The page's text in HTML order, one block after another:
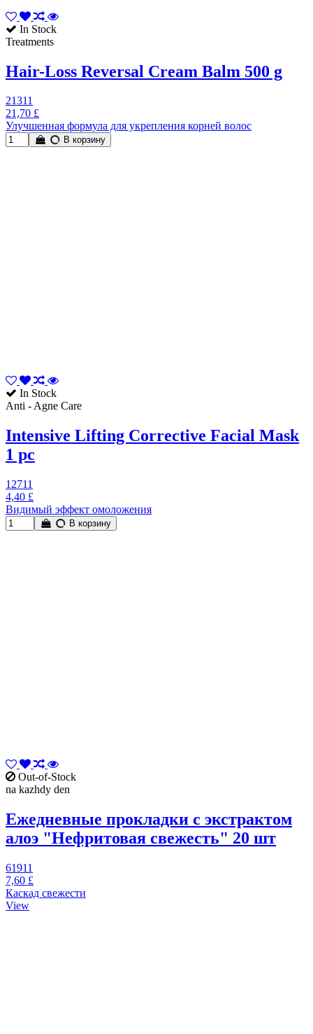
In Stock
Treatments
Hair-Loss Reversal Cream Balm 500 g
21311
21,70 £
Улучшенная формула для укрепления корней волос
В корзину
In Stock
Anti - Agne Care
Intensive Lifting Corrective Facial Mask
1 pc
12711
4,40 £
Видимый эффект омоложения
В корзину
Out-of-Stock
na kazhdy den
Ежедневные прокладки с экстрактом
алоэ "Нефритовая свежесть" 20 шт
61911
7,60 £
Каскад свежести
View